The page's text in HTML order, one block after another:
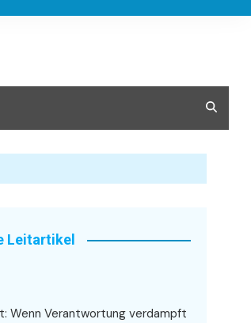
Leitartikel
Wenn Verantwortung verdampft